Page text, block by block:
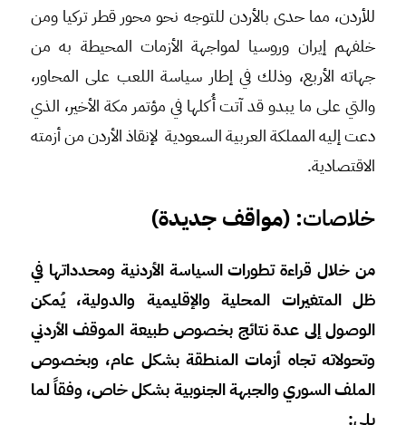
للأردن، مما حدى بالأردن للتوجه نحو محور قطر تركيا ومن
خلفهم إيران وروسيا لمواجهة الأزمات المحيطة به من
جهاته الأربع، وذلك في إطار سياسة اللعب على المحاور،
والتي على ما يبدو قد آتت أُكلها في مؤتمر مكة الأخير، الذي
دعت إليه المملكة العربية السعودية لإنقاذ الأردن من أزمته
الاقتصادية.
خلاصات: (مواقف جديدة)
من خلال قراءة تطورات السياسة الأردنية ومحدداتها في
ظل المتغيرات المحلية والإقليمية والدولية، يُمكن
الوصول إلى عدة نتائج بخصوص طبيعة الموقف الأردني
وتحولاته تجاه أزمات المنطقة بشكل عام، وبخصوص
الملف السوري والجبهة الجنوبية بشكل خاص، وفقاً لما
يلي: